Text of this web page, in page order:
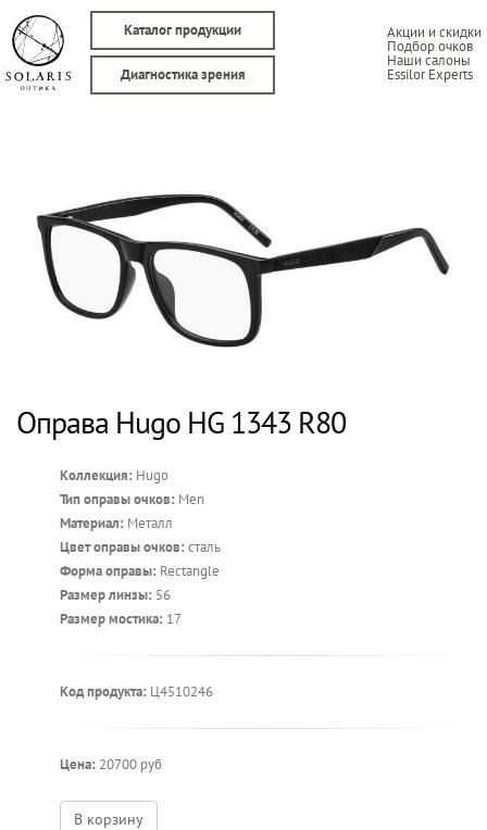
Каталог продукции Акции и скидки
Подбор очков
Наши салоны
Essilor Experts
Диагностика зрения
Оправа Hugo HG 1343 R80
Коллекция: Hugo
Тип оправы очков: Men
Материал: Металл
Цвет оправы очков: сталь
Форма оправы: Rectangle
Размер линзы: 56
Размер мостика: 17
Код продукта: Ц4510246
Цена: 20700 руб
В корзину